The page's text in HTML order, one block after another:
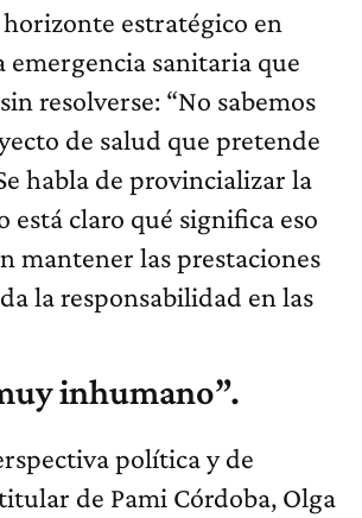
estratégico en
emergencia sanitaria que
resolverse: “No sabemos
de salud que pretende
habla de provincializar la
está claro qué significa eso
mantener las prestaciones
la responsabilidad en las
inhumano”.
política y de
de Pami Córdoba, Olga